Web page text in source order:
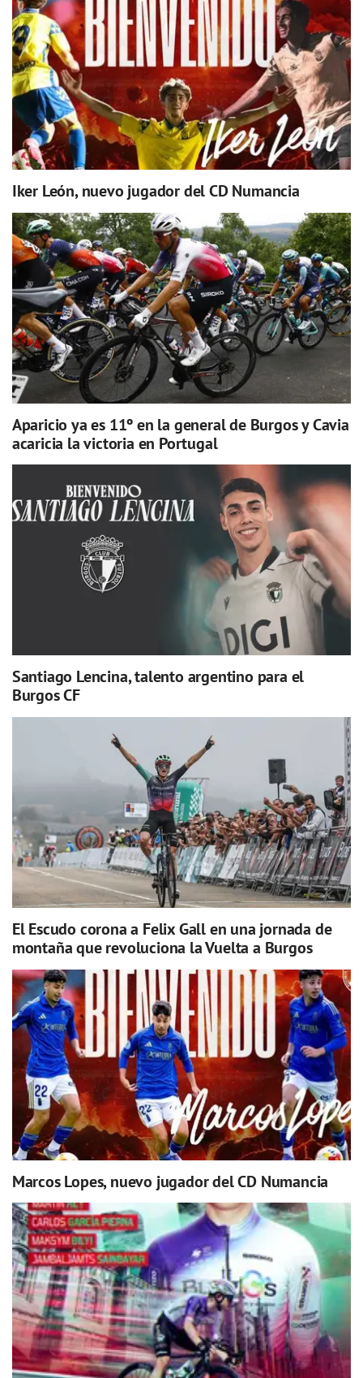
Iker León, nuevo jugador del CD Numancia
Aparicio ya es 11º en la general de Burgos y Cavia
acaricia la victoria en Portugal
Santiago Lencina, talento argentino para el
Burgos CF
El Escudo corona a Felix Gall en una jornada de
montaña que revoluciona la Vuelta a Burgos
Marcos Lopes, nuevo jugador del CD Numancia